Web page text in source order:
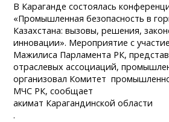
В Караганде состоялась
«Промышленная безопасность в
Казахстана: вызовы, решения,
инновации». Мероприятие с
Мажилиса Парламента РК,
отраслевых ассоциаций,
организовал Комитет
МЧС РК, сообщает
акимат Карагандинской области
.